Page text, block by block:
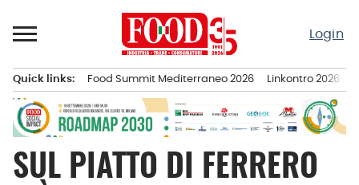
al
Login
principale
Quick links: Food Summit Mediterraneo 2026 Linkontro 2026
SUL PIATTO DI FERRERO